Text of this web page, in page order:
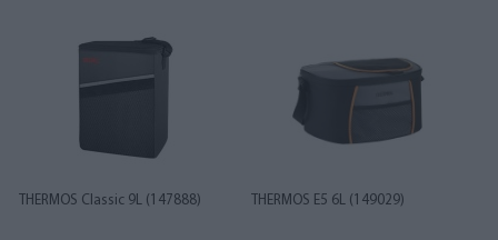
THERMOS Classic 9L (147888) THERMOS E5 6L (149029)